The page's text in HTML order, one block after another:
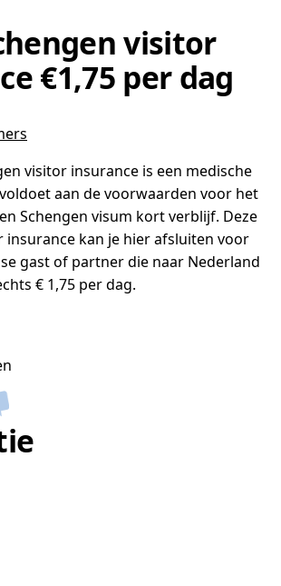
visitor
€1,75 per dag
visitor insurance is een medische
aan de voorwaarden voor het
Schengen visum kort verblijf. Deze
insurance kan je hier afsluiten voor
gast of partner die naar Nederland
€ 1,75 per dag.